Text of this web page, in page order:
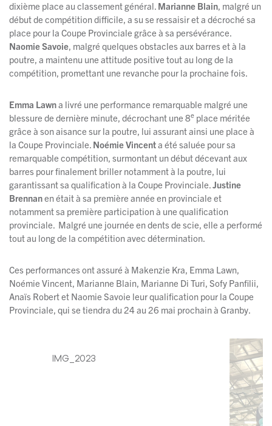
dixième place au classement général. Marianne Blain , malgré un
début de compétition difficile, a su se ressaisir et a décroché sa
place pour la Coupe Provinciale grâce à sa persévérance.
Naomie Savoie , malgré quelques obstacles aux barres et à la
poutre, a maintenu une attitude positive tout au long de la
compétition, promettant une revanche pour la prochaine fois.
Emma Lawna livré une performance remarquable malgré une
blessure de dernière minute, décrochant une 8e place méritée
grâce à son aisance sur la poutre, lui assurant ainsi une place à
la Coupe Provinciale. Noémie Vincenta été saluée pour sa
remarquable compétition, surmontant un début décevant aux
barres pour finalement briller notamment à la poutre, lui
garantissant sa qualification à la Coupe Provinciale. Justine
Brennanen était à sa première année en provinciale et
notamment sa première participation à une qualification
provinciale. Malgré une journée en dents de scie, elle a performé
tout au long de la compétition avec détermination.
Ces performances ont assuré à Makenzie Kra, Emma Lawn,
Noémie Vincent, Marianne Blain, Marianne Di Turi, Sofy Panfilii,
Anaïs Robert et Naomie Savoie leur qualification pour la Coupe
Provinciale, qui se tiendra du 24 au 26 mai prochain à Granby.
IMG_2023